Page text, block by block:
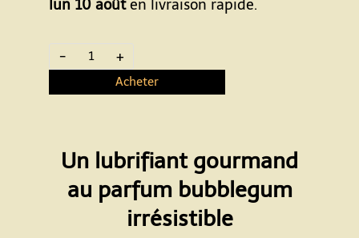
lun 10 aoûten livraison rapide.
- +
Acheter
Un lubrifiant gourmand
au parfum bubblegum
irrésistible